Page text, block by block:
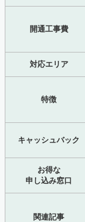
開通工事費
対応エリア
特徴
キャッシュバック
お得な
申し込み窓口
関連記事